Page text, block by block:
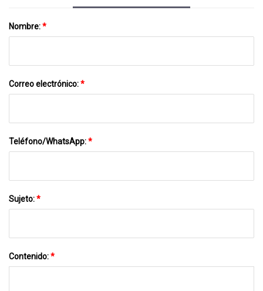
Nombre:*
Correo electrónico:*
Teléfono/WhatsApp:*
Sujeto:*
Contenido:*